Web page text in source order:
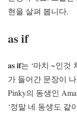
현을 살펴 봅니다.
as if
as if는 ‘마치 ~인것
가 들어간 문장이
Pinky의 동생인
‘정말 네 동생도 같